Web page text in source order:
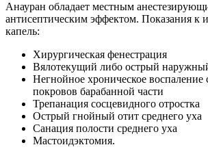
Анауран обладает местным
антисептическим эффектом. Показания к
капель:
Хирургическая фенестрация
Вялотекущий либо острый
Негнойное хроническое воспаление
покровов барабанной части
Трепанация сосцевидного отростка
Острый гнойный отит среднего уха
Санация полости среднего уха
Мастоидэктомия.